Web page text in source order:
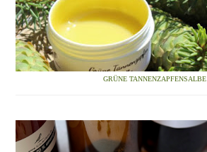
GRÜNE TANNENZAPFENSALBE